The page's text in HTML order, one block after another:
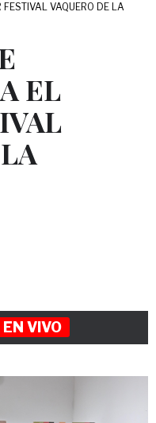
VAQUERO DE LA
EL
EN VIVO